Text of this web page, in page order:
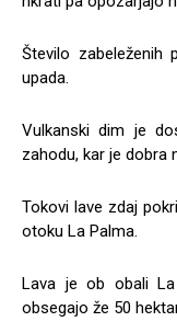
Število
upada.
Vulkanski dim je
zahodu, kar je dobra
Tokovi lave zdaj
otoku La Palma.
Lava je ob obali
obsegajo že 50